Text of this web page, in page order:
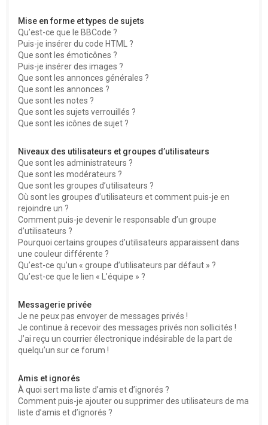
Mise en forme et types de sujets
Qu’est-ce que le BBCode ?
Puis-je insérer du code HTML ?
Que sont les émoticônes ?
Puis-je insérer des images ?
Que sont les annonces générales ?
Que sont les annonces ?
Que sont les notes ?
Que sont les sujets verrouillés ?
Que sont les icônes de sujet ?
Niveaux des utilisateurs et groupes d’utilisateurs
Que sont les administrateurs ?
Que sont les modérateurs ?
Que sont les groupes d’utilisateurs ?
Où sont les groupes d’utilisateurs et comment puis-je en
rejoindre un ?
Comment puis-je devenir le responsable d’un groupe
d’utilisateurs ?
Pourquoi certains groupes d’utilisateurs apparaissent dans
une couleur différente ?
Qu’est-ce qu’un « groupe d’utilisateurs par défaut » ?
Qu’est-ce que le lien « L’équipe » ?
Messagerie privée
Je ne peux pas envoyer de messages privés !
Je continue à recevoir des messages privés non sollicités !
J’ai reçu un courrier électronique indésirable de la part de
quelqu’un sur ce forum !
Amis et ignorés
À quoi sert ma liste d’amis et d’ignorés ?
Comment puis-je ajouter ou supprimer des utilisateurs de ma
liste d’amis et d’ignorés ?